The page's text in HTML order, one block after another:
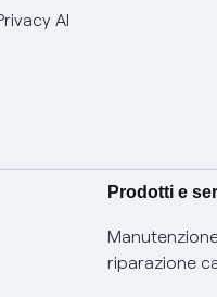
AI
Prodotti e
riparazione